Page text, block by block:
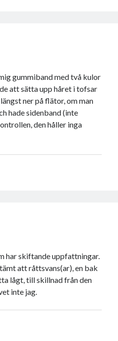
gummiband med två kulor
att sätta upp håret i tofsar
ner på flätor, om man
hade sidenband (inte
den håller inga
har skiftande uppfattningar.
att råttsvans(ar), en bak
lågt, till skillnad från den
inte jag.